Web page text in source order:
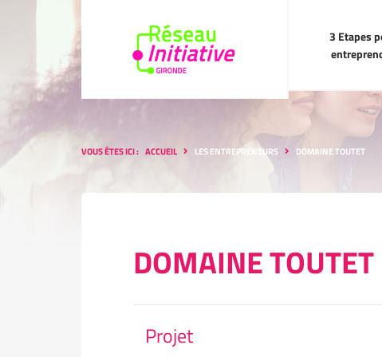
3 Etapes
entreprendre
VOUS ÊTES ICI : ACCUEIL LES ENTREPRENEURS DOMAINE TOUTET
DOMAINE TOUTET
Projet